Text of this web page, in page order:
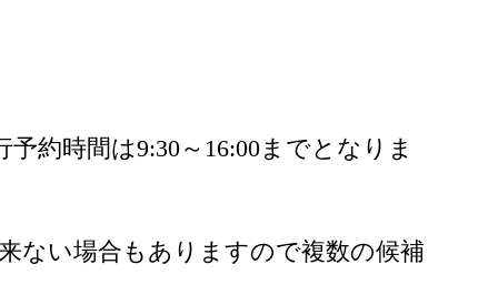
約時間は9:30～16:00までとなりま
ない場合もありますので複数の候補